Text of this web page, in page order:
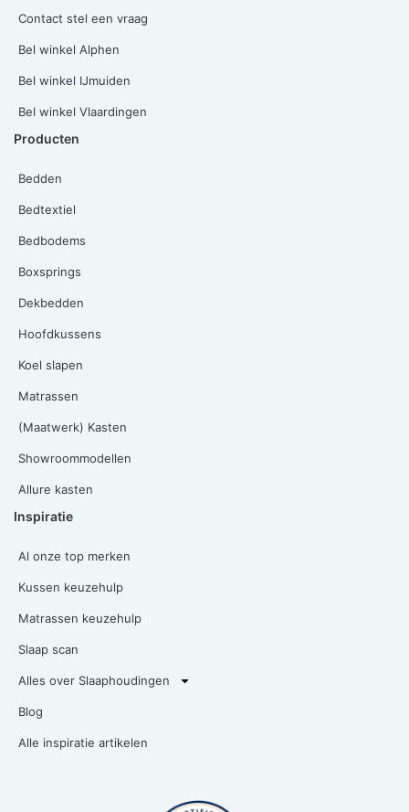
Contact stel een vraag
Bel winkel Alphen
Bel winkel IJmuiden
Bel winkel Vlaardingen
Producten
Bedden
Bedtextiel
Bedbodems
Boxsprings
Dekbedden
Hoofdkussens
Koel slapen
Matrassen
(Maatwerk) Kasten
Showroommodellen
Allure kasten
Inspiratie
Al onze top merken
Kussen keuzehulp
Matrassen keuzehulp
Slaap scan
Alles over Slaaphoudingen
Blog
Alle inspiratie artikelen